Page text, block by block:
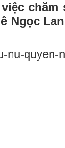
chăm
Ngọc